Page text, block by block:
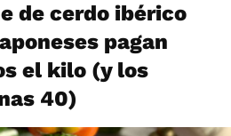
de cerdo ibérico
pagan
el kilo (y los
40)